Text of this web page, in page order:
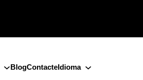
BlogContacteIdioma